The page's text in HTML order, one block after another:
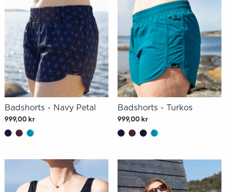
Badshorts - Navy Petal
999,00 kr
Badshorts - Turkos
999,00 kr